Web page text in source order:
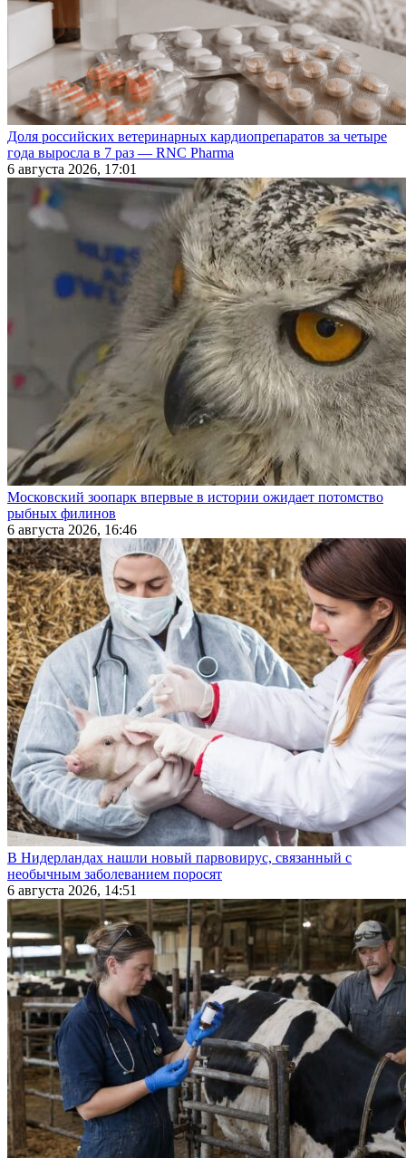
Доля российских ветеринарных кардиопрепаратов за четыре
года выросла в 7 раз — RNC Pharma
6 августа 2026, 17:01
Московский зоопарк впервые в истории ожидает потомство
рыбных филинов
6 августа 2026, 16:46
В Нидерландах нашли новый парвовирус, связанный с
необычным заболеванием поросят
6 августа 2026, 14:51